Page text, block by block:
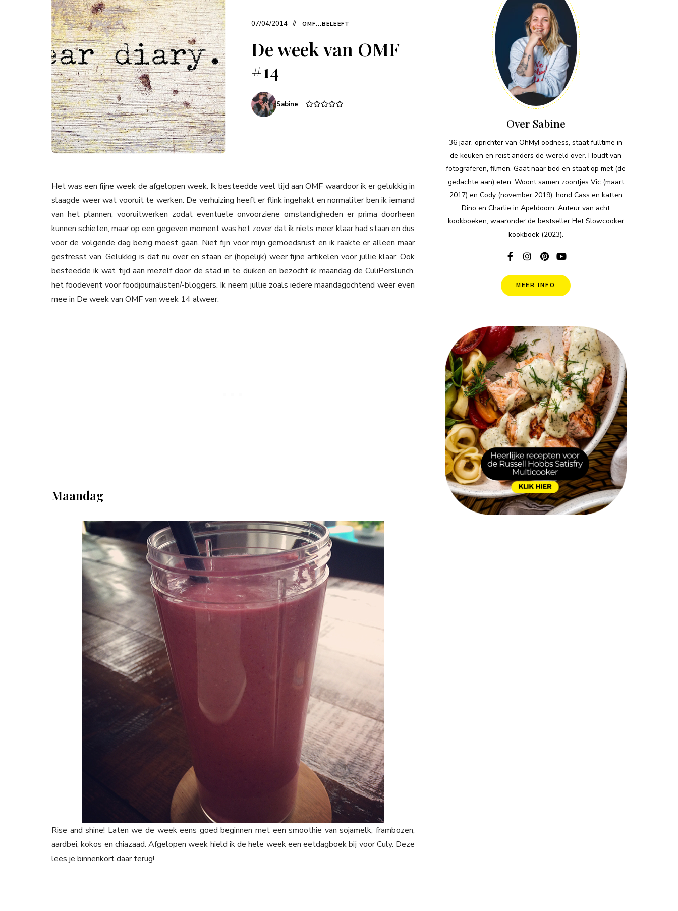
07/04/2014 OMF...BELEEFT
De week van OMF
#14
Sabine
Het was een fijne week de afgelopen week. Ik besteedde veel tijd aan OMF waardoor ik er gelukkig in
slaagde weer wat vooruit te werken. De verhuizing heeft er flink ingehakt en normaliter ben ik iemand
van het plannen, vooruitwerken zodat eventuele onvoorziene omstandigheden er prima doorheen
kunnen schieten, maar op een gegeven moment was het zover dat ik niets meer klaar had staan en dus
voor de volgende dag bezig moest gaan. Niet fijn voor mijn gemoedsrust en ik raakte er alleen maar
gestresst van. Gelukkig is dat nu over en staan er (hopelijk) weer fijne artikelen voor jullie klaar. Ook
besteedde ik wat tijd aan mezelf door de stad in te duiken en bezocht ik maandag de CuliPerslunch,
het foodevent voor foodjournalisten/-bloggers. Ik neem jullie zoals iedere maandagochtend weer even
mee in De week van OMF van week 14 alweer.
Maandag
Rise and shine! Laten we de week eens goed beginnen met een smoothie van sojamelk, frambozen,
aardbei, kokos en chiazaad. Afgelopen week hield ik de hele week een eetdagboek bij voor Culy. Deze
lees je binnenkort daar terug!
Over Sabine
36 jaar, oprichter van OhMyFoodness, staat fulltime in
de keuken en reist anders de wereld over. Houdt van
fotograferen, filmen. Gaat naar bed en staat op met (de
gedachte aan) eten. Woont samen zoontjes Vic (maart
2017) en Cody (november 2019), hond Cass en katten
Dino en Charlie in Apeldoorn. Auteur van acht
kookboeken, waaronder de bestseller Het Slowcooker
kookboek (2023).
MEER INFO